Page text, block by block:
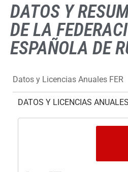
DATOS Y
DE LA
ESPAÑOLA DE
Datos y Licencias Anuales FER
DATOS Y LICENCIAS